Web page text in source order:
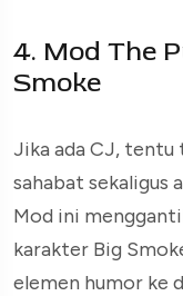
4. Mod The
Smoke
Jika ada CJ, tentu
sahabat sekaligus
Mod ini
karakter Big
elemen humor ke